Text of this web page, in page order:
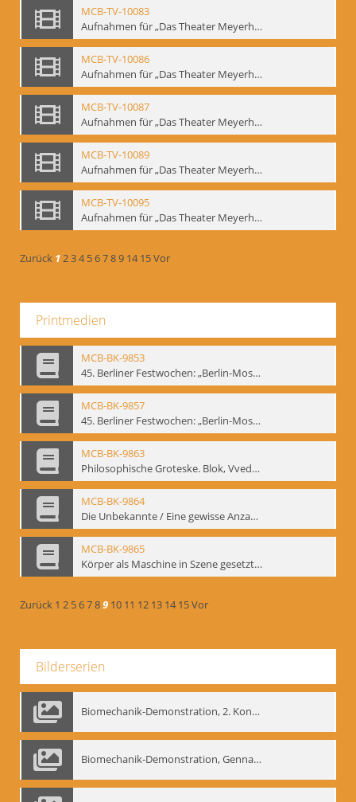
MCB-TV-10083
Aufnahmen für „Das Theater Meyerholds und die Biomechanik“ (1). Demonstration der Etüde „Die Ohrfeige“ in verschiedenen Variationen, Ausschnitt 1 - Interne Signatur: BM-vid-1_A1
MCB-TV-10086
Aufnahmen für „Das Theater Meyerholds und die Biomechanik“ (2). Demonstration der Etüde „Die Ohrfeige“ in verschiedenen Variationen, Ausschnitt 1 - Interne Signatur: BM-vid-2_A1
MCB-TV-10087
Aufnahmen für „Das Theater Meyerholds und die Biomechanik“ (2). Demonstration der Etüde „Die Ohrfeige“ in verschiedenen Variationen, Ausschnitt 2 - Interne Signatur: BM-vid-2_A2
MCB-TV-10089
Aufnahmen für „Das Theater Meyerholds und die Biomechanik“ (3). Etüde „Der Dolchstoß“, Ausschnitt 1 - Interne Signatur: BM-vid-3_A1
MCB-TV-10095
Aufnahmen für „Das Theater Meyerholds und die Biomechanik“ (6). Biomechanische Grundelemente und szenische Umsetzung, Ausschnitt 1 - Interne Signatur: BM-vid-6_A1
Zurück 1234 56789 14 15Vor
Printmedien
MCB-BK-9853
45. Berliner Festwochen: „Berlin-Moskau. Moskau-Berlin 1900-1950“, Berlin 1995 - interne Signatur: BM-prt-59-1
MCB-BK-9857
45. Berliner Festwochen: „Berlin-Moskau. Moskau-Berlin 1900-1950“, Berlin 1995 - interne Signatur: BM-prt-59-5
MCB-BK-9863
Philosophische Groteske. Blok, Vvedenskij und Meyerhold im bat Studiotheater - interne Signatur: BM-prt-60
MCB-BK-9864
Die Unbekannte / Eine gewisse Anzahl Gespräche - interne Signatur: BM-prt-61
MCB-BK-9865
Körper als Maschine in Szene gesetzt. „bat“-Studiotheater mit Neuinszenierungen - interne Signatur: BM-prt-62
Zurück 1 2 56789 10 11 12 13 14 15Vor
Bilderserien
Biomechanik-Demonstration, 2. Kongress der EMF, Mai 1995
Biomechanik-Demonstration, Gennadij Bogdanow im Berliner Ensemble, 04.10.1991